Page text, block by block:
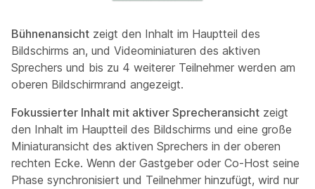
Bühnenansicht zeigt den Inhalt im Hauptteil des
Bildschirms an, und Videominiaturen des aktiven
Sprechers und bis zu 4 weiterer Teilnehmer werden am
oberen Bildschirmrand angezeigt.
Fokussierter Inhalt mit aktiver Sprecheransicht zeigt
den Inhalt im Hauptteil des Bildschirms und eine große
Miniaturansicht des aktiven Sprechers in der oberen
rechten Ecke. Wenn der Gastgeber oder Co-Host seine
Phase synchronisiert und Teilnehmer hinzufügt, wird nur